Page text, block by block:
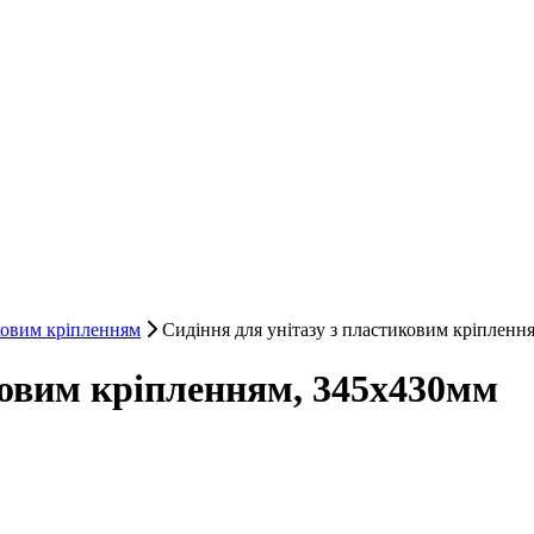
кріпленням Сидіння для унітазу з пластиковим
кріпленням, 345х430мм